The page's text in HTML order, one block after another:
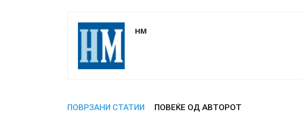
НМ
ПОВРЗАНИ СТАТИИ ПОВЕЌЕ ОД АВТОРОТ